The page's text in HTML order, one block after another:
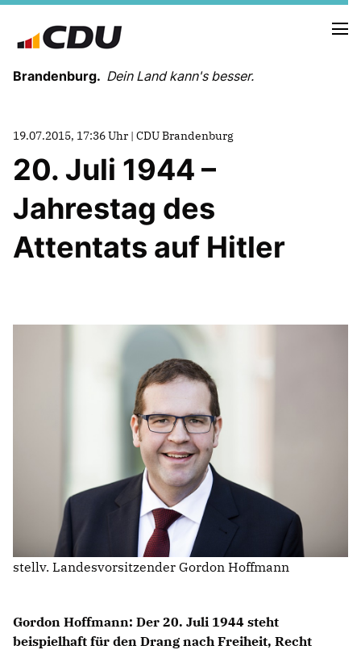
Brandenburg. Dein Land kann's besser.
MELDUNGEN
LANDESVORSTAND
LANDESGESCHÄFTSSTELLE
ORGANISATION
KREISVERBÄNDE
PARTEIGESCHICHTE
PARTEIGERICHT
IM LANDTAG
IN DER LANDESREGIERUNG
IM BUNDESTAG
IM EUROPÄISCHEN PARLAMENT
NEWSLETTER ABONNIEREN
BILDER
PROGRAMME
PRESSE
19.07.2015, 17:36 Uhr | CDU Brandenburg
20. Juli 1944 –
Jahrestag des
Attentats auf Hitler
Gordon Hoffmann: Der 20. Juli 1944 steht
beispielhaft für den Drang nach Freiheit, Recht
stellv. Landesvorsitzender Gordon Hoffmann